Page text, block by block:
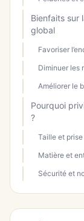
Bienfaits sur
global
Favoriser
Diminuer les
Améliorer le
Pourquoi
?
Taille et
Matière et
Sécurité et